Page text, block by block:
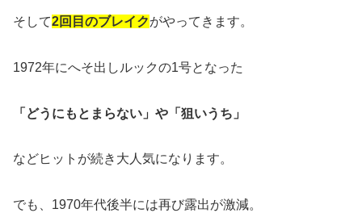
そして2回目のブレイクがやってきます。
1972年にへそ出しルックの1号となった
「どうにもとまらない」や「狙いうち」
などヒットが続き大人気になります。
でも、1970年代後半には再び露出が激減。